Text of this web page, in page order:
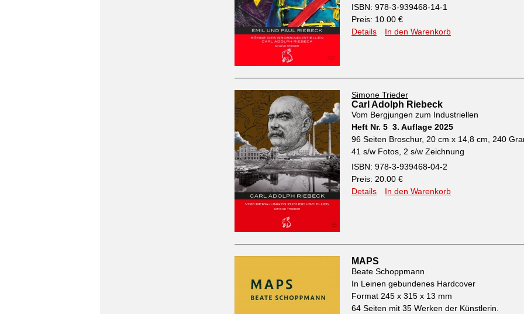
ISBN: 978-3-939468-14-1
Preis: 10.00 €
Details
In den Warenkorb
Simone Trieder
Carl Adolph Riebeck
Vom Bergjungen zum Industriellen
Heft Nr. 5 3. Auflage 2025
96 Seiten Broschur, 20 cm x 14,8 cm, 240
41 s/w Fotos, 2 s/w Zeichnung
ISBN: 978-3-939468-04-2
Preis: 20.00 €
Details
In den Warenkorb
MAPS
Beate Schoppmann
In Leinen gebundenes Hardcover
Format 245 x 315 x 13 mm
64 Seiten mit 35 Werken der Künstlerin.